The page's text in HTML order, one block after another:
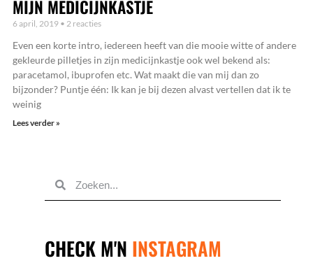
MIJN MEDICIJNKASTJE
6 april, 2019 2 reacties
Even een korte intro, iedereen heeft van die mooie witte of andere
gekleurde pilletjes in zijn medicijnkastje ook wel bekend als:
paracetamol, ibuprofen etc. Wat maakt die van mij dan zo
bijzonder? Puntje één: Ik kan je bij dezen alvast vertellen dat ik te
weinig
Lees verder »
CHECK M'N INSTAGRAM
BERICHTJE
SAMEN
DOEN?